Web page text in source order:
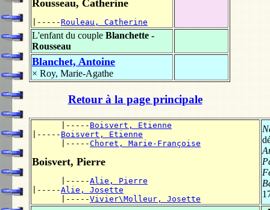
Rousseau, Catherine
|-----Rouleau, Catherine
L'enfant du couple Blanchette -
Rousseau
Blanchet, Antoine
× Roy, Marie-Agathe
Retour à la page principale
      |-----
Boisvert, Etienne
|----- Boisvert, Etienne
      |-----
Choret, Marie-Françoise
Boisvert, Pierre
      |-----
Alie, Pierre
|-----Alie, Josette
      |-----
Vivier\Molleur, Josette